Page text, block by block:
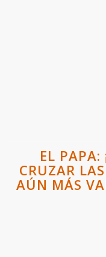
EL PAPA:
CRUZAR
AÚN MÁS